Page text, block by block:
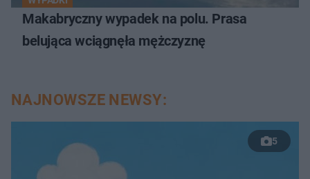
Makabryczny wypadek na polu. Prasa
belująca wciągnęła mężczyznę
NAJNOWSZE NEWSY:
5